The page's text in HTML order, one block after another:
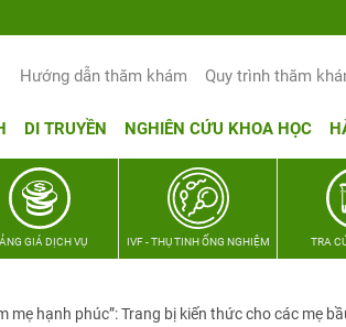
Hướng dẫn thăm khám Quy trình thăm
DI TRUYỀN NGHIÊN CỨU KHOA HỌC
GIÁ DỊCH VỤ IVF - THỤ TINH ỐNG NGHIỆM TRA
mẹ hạnh phúc”: Trang bị kiến thức cho các mẹ